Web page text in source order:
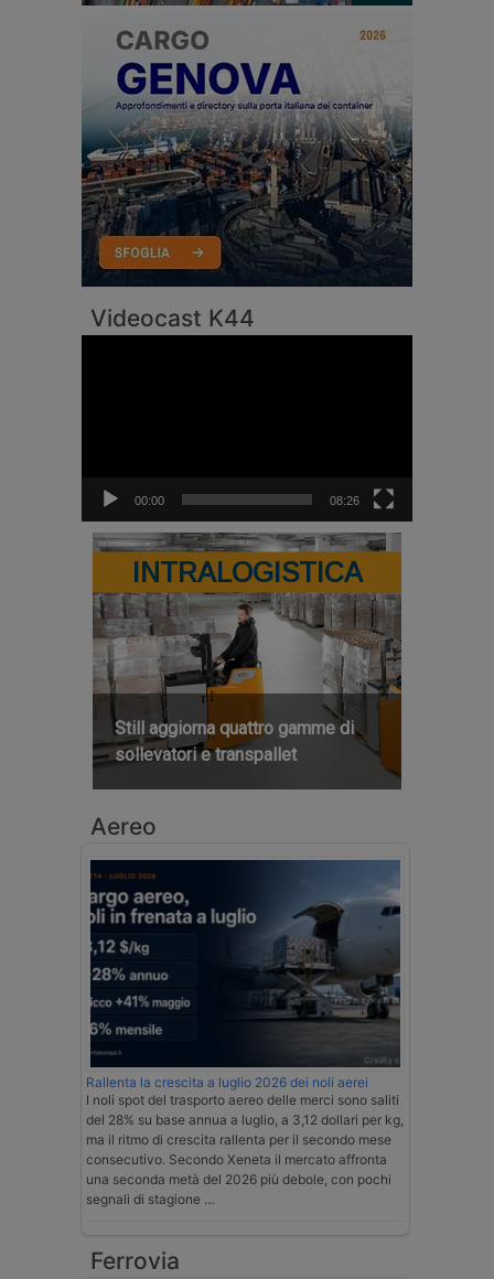
Videocast K44
00:00 08:26
INTRALOGISTICA
Still aggiorna quattro gamme di
sollevatori e transpallet
Aereo
Rallenta la crescita a luglio 2026 dei noli aerei
I noli spot del trasporto aereo delle merci sono saliti
del 28% su base annua a luglio, a 3,12 dollari per kg,
ma il ritmo di crescita rallenta per il secondo mese
consecutivo. Secondo Xeneta il mercato affronta
una seconda metà del 2026 più debole, con pochi
segnali di stagione …
Ferrovia